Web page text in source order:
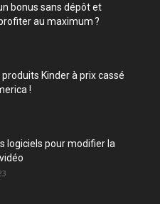
bonus sans dépôt et
au maximum ?
Kinder à prix cassé
!
logiciels pour modifier la